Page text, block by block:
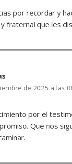
por recordar y
fraternal que les
de 2025 a las
por el
Que nos